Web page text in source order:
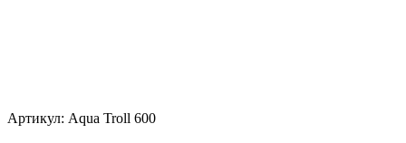
Артикул: Aqua Troll 600